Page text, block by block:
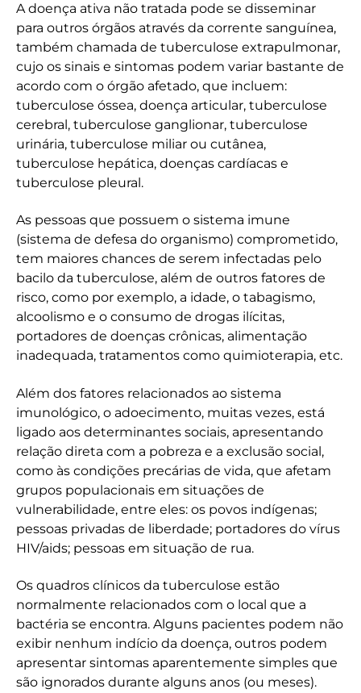
A doença ativa não tratada pode se disseminar
para outros órgãos através da corrente sanguínea,
também chamada de tuberculose extrapulmonar,
cujo os sinais e sintomas podem variar bastante de
acordo com o órgão afetado, que incluem:
tuberculose óssea, doença articular, tuberculose
cerebral, tuberculose ganglionar, tuberculose
urinária, tuberculose miliar ou cutânea,
tuberculose hepática, doenças cardíacas e
tuberculose pleural.
As pessoas que possuem o sistema imune
(sistema de defesa do organismo) comprometido,
tem maiores chances de serem infectadas pelo
bacilo da tuberculose, além de outros fatores de
risco, como por exemplo, a idade, o tabagismo,
alcoolismo e o consumo de drogas ilícitas,
portadores de doenças crônicas, alimentação
inadequada, tratamentos como quimioterapia, etc.
Além dos fatores relacionados ao sistema
imunológico, o adoecimento, muitas vezes, está
ligado aos determinantes sociais, apresentando
relação direta com a pobreza e a exclusão social,
como às condições precárias de vida, que afetam
grupos populacionais em situações de
vulnerabilidade, entre eles: os povos indígenas;
pessoas privadas de liberdade; portadores do vírus
HIV/aids; pessoas em situação de rua.
Os quadros clínicos da tuberculose estão
normalmente relacionados com o local que a
bactéria se encontra. Alguns pacientes podem não
exibir nenhum indício da doença, outros podem
apresentar sintomas aparentemente simples que
são ignorados durante alguns anos (ou meses).